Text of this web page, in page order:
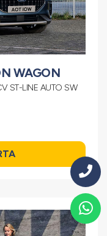
WAGON
ST-LINE AUTO SW